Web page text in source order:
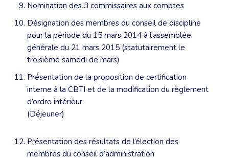
Nomination des 3 commissaires aux comptes
Désignation des membres du conseil de discipline
pour la période du 15 mars 2014 à l’assemblée
générale du 21 mars 2015 (statutairement le
troisième samedi de mars)
Présentation de la proposition de certification
interne à la CBTI et de la modification du règlement
d’ordre intérieur
(Déjeuner)
Présentation des résultats de l’élection des
membres du conseil d’administration